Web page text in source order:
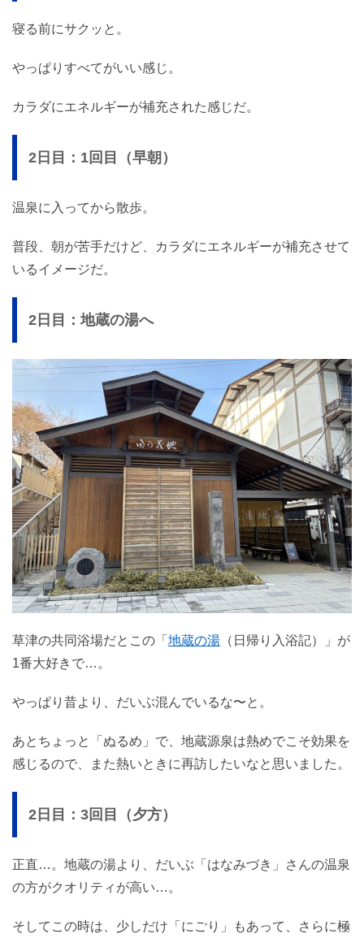
寝る前にサクッと。
やっぱりすべてがいい感じ。
カラダにエネルギーが補充された感じだ。
2日目：1回目（早朝）
温泉に入ってから散歩。
普段、朝が苦手だけど、カラダにエネルギーが補充させて
いるイメージだ。
2日目：地蔵の湯へ
草津の共同浴場だとこの「 地蔵の湯 （日帰り入浴記）」が
1番大好きで…。
やっぱり昔より、だいぶ混んでいるな〜と。
あとちょっと「ぬるめ」で、地蔵源泉は熱めでこそ効果を
感じるので、また熱いときに再訪したいなと思いました。
2日目：3回目（夕方）
正直…。地蔵の湯より、だいぶ「はなみづき」さんの温泉
の方がクオリティが高い…。
そしてこの時は、少しだけ「にごり」もあって、さらに極